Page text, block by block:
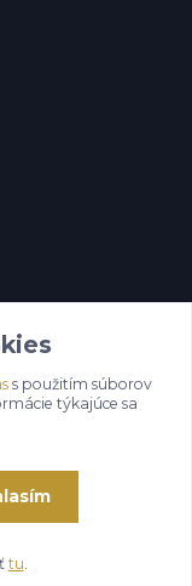
s použitím súborov
týkajúce sa
tu